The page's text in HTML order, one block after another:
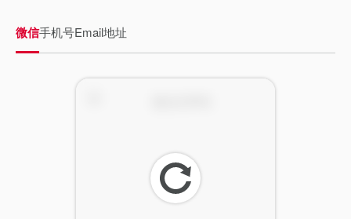
微信手机号Email地址
刷
新